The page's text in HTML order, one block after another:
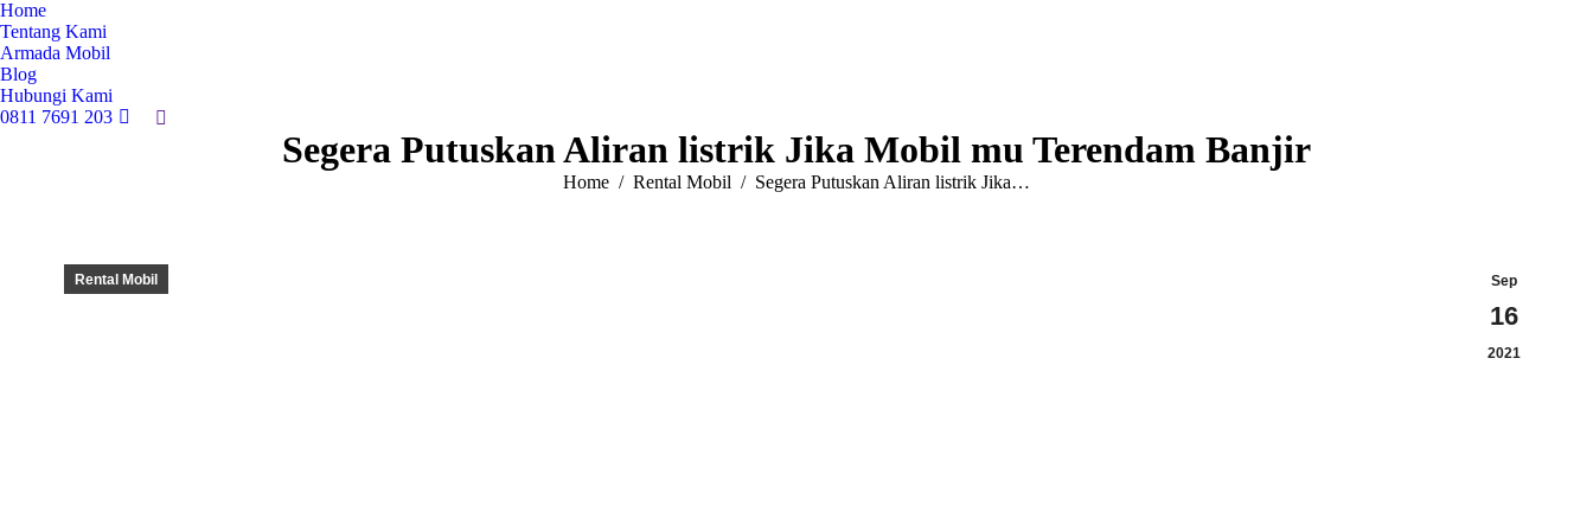
Home
Tentang Kami
Armada Mobil
Blog
Hubungi Kami
0811 7691 203
Search:
Segera Putuskan Aliran listrik Jika Mobil mu Terendam Banjir
You are here:
Home Rental Mobil Segera Putuskan Aliran listrik Jika…
Sep
16
2021
Rental Mobil